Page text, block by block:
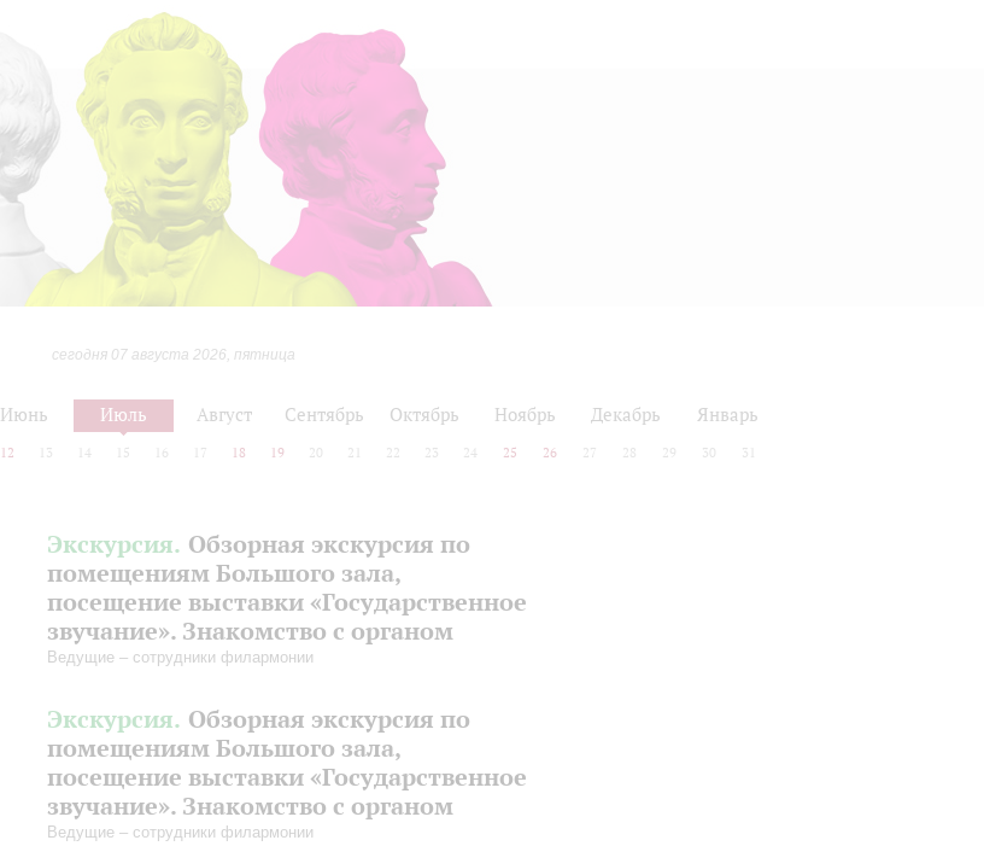
сегодня 07 августа 2026, пятница
Июнь Июль Август Сентябрь Октябрь Ноябрь Декабрь Январь
12 13 14 15 16 17 18 19 20 21 22 23 24 25 26 27 28 29 30 31
Экскурсия. Обзорная экскурсия по
помещениям Большого зала,
посещение выставки «Государственное
звучание». Знакомство с органом
Ведущие – сотрудники филармонии
Экскурсия. Обзорная экскурсия по
помещениям Большого зала,
посещение выставки «Государственное
звучание». Знакомство с органом
Ведущие – сотрудники филармонии